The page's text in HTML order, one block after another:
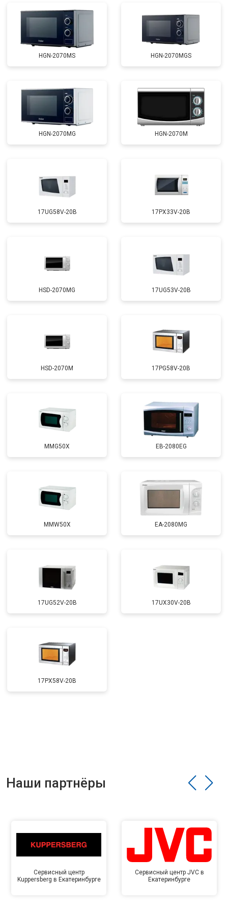
HGN-2070MS HGN-2070MGS
HGN-2070MG HGN-2070M
17UG58V-20B 17PX33V-20B
HSD-2070MG 17UG53V-20B
HSD-2070M 17PG58V-20B
MMG50X EB-2080EG
MMW50X EA-2080MG
17UG52V-20B 17UX30V-20B
17PX58V-20B
Наши партнёры
Сервисный центр
Kuppersberg в Екатеринбурге
Сервисный центр JVC в
Екатеринбурге